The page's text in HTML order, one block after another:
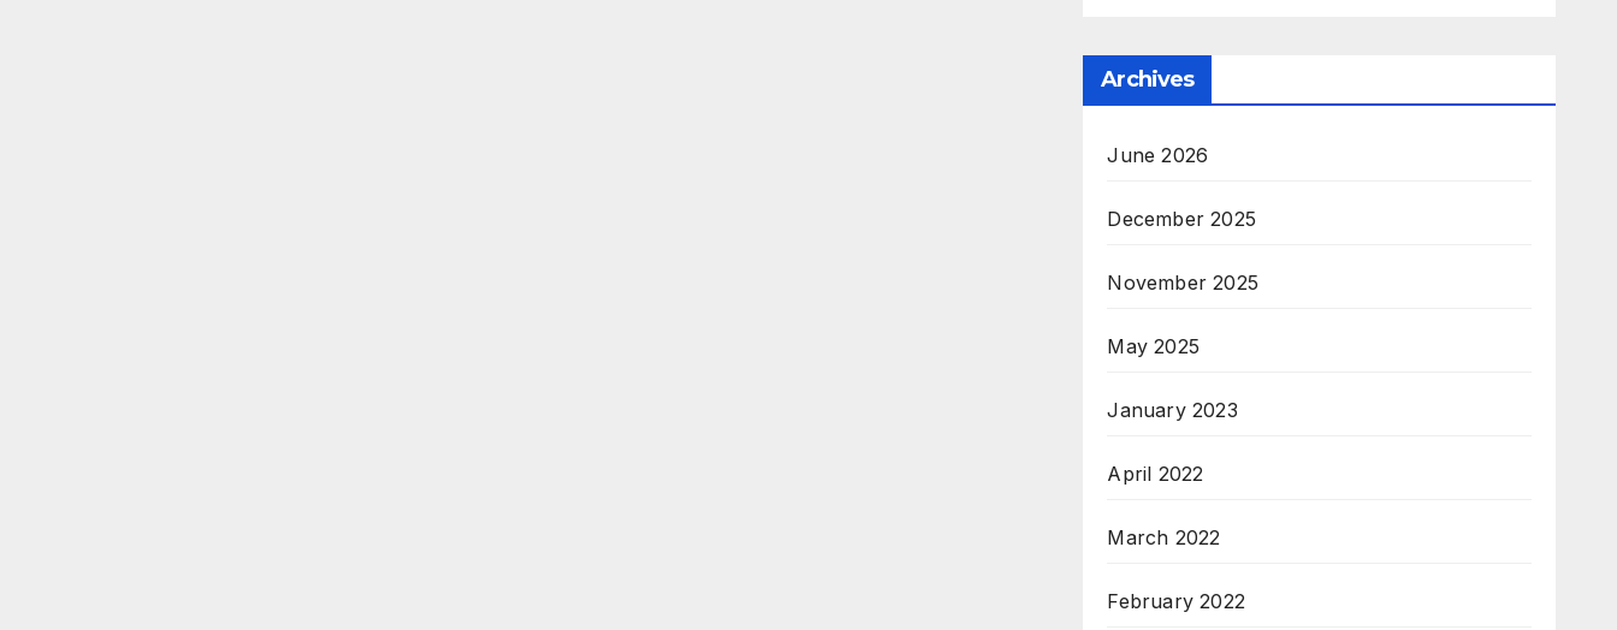
Archives
June 2026
December 2025
November 2025
May 2025
January 2023
April 2022
March 2022
February 2022